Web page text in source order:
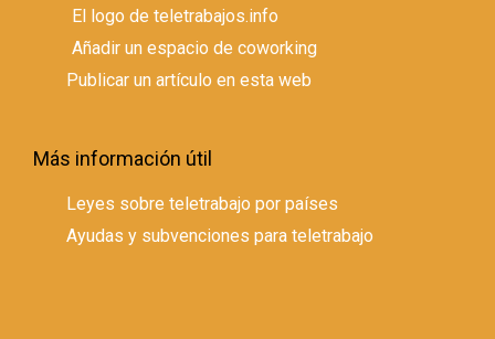
El logo de teletrabajos.info
Añadir un espacio de coworking
Publicar un artículo en esta web
Más información útil
Leyes sobre teletrabajo por países
Ayudas y subvenciones para teletrabajo